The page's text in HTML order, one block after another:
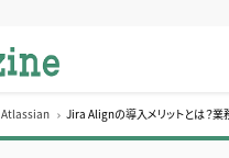
Atlassian Jira Alignの導入メリットとは？